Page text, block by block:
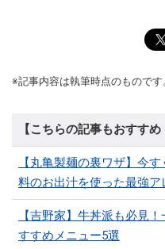
※記事内容は執筆時点のものです
【こちらの記事もおすすめ
【丸亀製麺の裏ワザ】今
料のお出汁を使った最強ア
【吉野家】牛丼派も必見
すすめメニュー5選